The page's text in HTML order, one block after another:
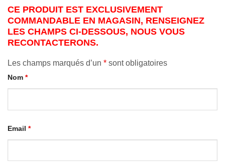
CE PRODUIT EST EXCLUSIVEMENT
COMMANDABLE EN MAGASIN, RENSEIGNEZ
LES CHAMPS CI-DESSOUS, NOUS VOUS
RECONTACTERONS.
Les champs marqués d’un * sont obligatoires
Nom *
Email *